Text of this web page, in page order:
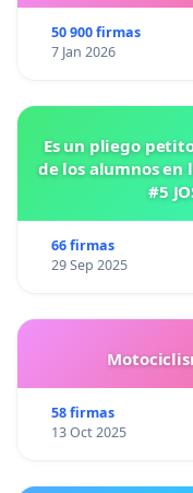
50 900 firmas
7 Jan 2026
Es un pliego
de los alumnos en
#5
66 firmas
29 Sep 2025
58 firmas
13 Oct 2025